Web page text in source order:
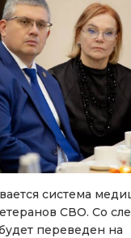
система
СВО. Со
переведен на